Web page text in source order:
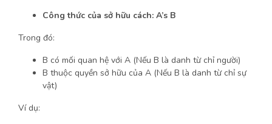
Công thức của sở hữu cách: A’s B
Trong đó:
B có mối quan hệ với A (Nếu B là danh từ chỉ người)
B thuộc quyền sở hữu của A (Nếu B là danh từ chỉ sự
vật)
Ví dụ: